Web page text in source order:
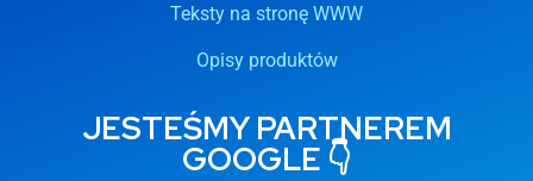
Teksty na stronę WWW
Opisy produktów
JESTEŚMY PARTNEREM
GOOGLE 👇